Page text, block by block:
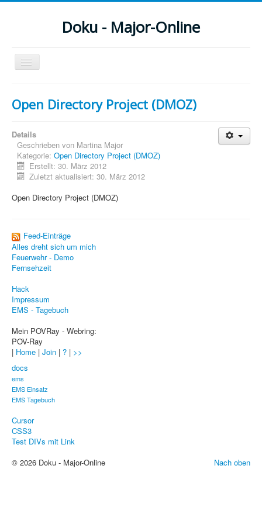
Doku - Major-Online
Navigation
an/aus
PovRay
PHP
Webdesign
CMS
JavaScript
Sicherheit
PovRay +
Home
PovRay
PHP
Webdesign
CMS
Grafik
JavaScript
Sicherheit
Open Directory Project (DMOZ)
Details
Geschrieben von Martina Major
Kategorie: Open Directory Project (DMOZ)
Erstellt: 30. März 2012
Zuletzt aktualisiert: 30. März 2012
Open Directory Project (DMOZ)
Feed-Einträge
Alles dreht sich um mich
Feuerwehr - Demo
Fernsehzeit
Hack
Impressum
EMS - Tagebuch
Mein POVRay - Webring:
POV-Ray
| Home | Join | ? | >>
docs
ems
EMS Einsatz
EMS Tagebuch
Cursor
CSS3
Test DIVs mit Link
Nach oben
© 2026 Doku - Major-Online